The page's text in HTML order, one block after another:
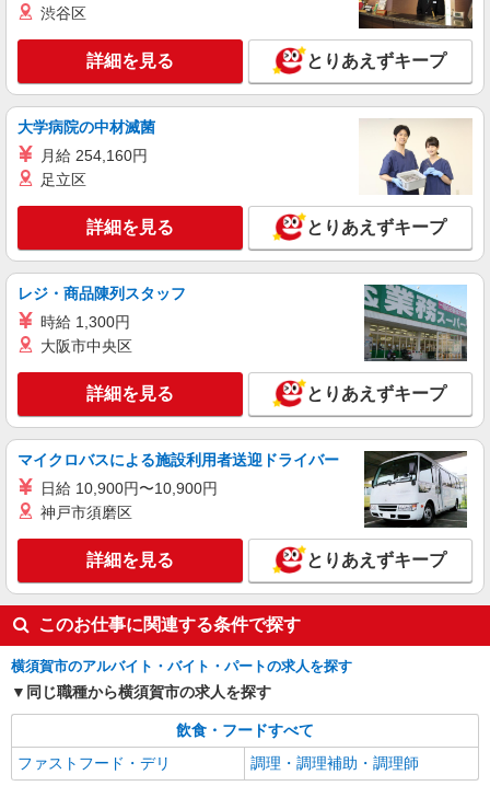
詳細を見る
株式会社HITOWA フードサービスカンパニー
福祉施設での調理師【正社員】
はなことば横須賀衣笠 （神奈川県横須賀市衣
笠町44-5）
キープ 詳細を見る
アルバイト パート
ピザハット 久里浜店
未経験OK！ピザハットピザメイクスタッフ
（インストア）
時給1,250円以上 平日 時給1,250円以上 土日・
祝日 時給1,250円以上 高校生 時給1,250円以上
神奈川県横須賀市久里浜4-15-8 中島ビル1Ｆ
キープ 詳細を見る
パート
すき家 横須賀衣笠店
すき家の店舗スタッフ（接客・調理・清掃な
ど）
時給1,280円 ※22:00〜翌5:00：時給1,625円 ※
高校生時給1,250円 ※早朝手当（5:00〜9:00）時給
＋150円神奈川県横須賀市衣笠町43-17
キープ 詳細を見る
渋谷区
詳細を見る とりあえずキープ
大学病院の中材滅菌
月給 254,160円
足立区
詳細を見る とりあえずキープ
レジ・商品陳列スタッフ
時給 1,300円
大阪市中央区
詳細を見る とりあえずキープ
マイクロバスによる施設利用者送迎ドライバー
日給 10,900円〜10,900円
神戸市須磨区
詳細を見る とりあえずキープ
このお仕事に関連する条件で探す
横須賀市のアルバイト・バイト・パートの求人を探す
同じ職種から横須賀市の求人を探す
飲食・フードすべて
ファストフード・デリ
調理・調理補助・調理師